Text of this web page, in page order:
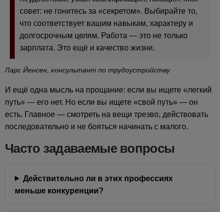
совет: не гонитесь за «секретом». Выбирайте то,
что соответствует вашим навыкам, характеру и
долгосрочным целям. Работа — это не только
зарплата. Это ещë и качество жизни.
Ларс Йенсен, консультант по трудоустройству
И ещё одна мысль на прощание: если вы ищете «легкий
путь» — его нет. Но если вы ищете «свой путь» — он
есть. Главное — смотреть на вещи трезво, действовать
последовательно и не бояться начинать с малого.
Часто задаваемые вопросы
Действительно ли в этих профессиях
меньше конкуренции?